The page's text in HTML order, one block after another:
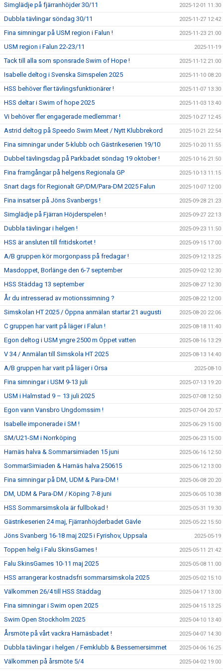
Simglädje på fjärranhöjder 30/11 2025-12-01 11:30
Dubbla tävlingar söndag 30/11 2025-11-27 12:42
Fina simningar på USM region i Falun ! 2025-11-23 21:00
USM region i Falun 22-23/11 2025-11-19
Tack till alla som sponsrade Swim of Hope ! 2025-11-12 21:00
Isabelle deltog i Svenska Simspelen 2025 2025-11-10 08:20
HSS behöver fler tävlingsfunktionärer ! 2025-11-07 13:30
HSS deltar i Swim of hope 2025 2025-11-03 13:40
Vi behöver fler engagerade medlemmar ! 2025-10-27 12:45
Astrid deltog på Speedo Swim Meet / Nytt Klubbrekord 2025-10-21 22:54
Fina simningar under 5-klubb och Gästrikeserien 19/10 2025-10-20 11:55
Dubbel tävlingsdag på Parkbadet söndag 19 oktober ! 2025-10-16 21:50
Fina framgångar på helgens Regionala GP 2025-10-13 11:15
Snart dags för Regionalt GP/DM/Para-DM 2025 Falun 2025-10-07 12:00
Fina insatser på Jöns Svanbergs ! 2025-09-28 21:23
Simglädje på Fjärran Höjderspelen ! 2025-09-27 22:13
Dubbla tävlingar i helgen ! 2025-09-23 11:50
HSS är ansluten till fritidskortet ! 2025-09-15 17:00
A/B gruppen kör morgonpass på fredagar ! 2025-09-12 13:25
Masdoppet, Borlänge den 6-7 september 2025-09-02 12:30
HSS Städdag 13 september 2025-08-27 12:30
År du intresserad av motionssimning ? 2025-08-22 12:00
Simskolan HT 2025 / Öppna anmälan startar 21 augusti 2025-08-20 22:06
C gruppen har varit på läger i Falun ! 2025-08-18 11:40
Egon deltog i USM yngre 2500 m Öppet vatten 2025-08-16 13:29
V 34 / Anmälan till Simskola HT 2025 2025-08-13 14:40
A/B gruppen har varit på läger i Orsa 2025-08-10
Fina simningar i USM 9-13 juli 2025-07-13 19:20
USM i Halmstad 9 – 13 juli 2025 2025-07-08 12:50
Egon vann Vansbro Ungdomssim ! 2025-07-04 20:57
Isabelle imponerade i SM ! 2025-06-29 15:00
SM/U21-SM i Norrköping 2025-06-23 15:00
Harnäs halva & Sommarsimiaden 15 juni 2025-06-16 12:50
SommarSimiaden & Harnäs halva 250615 2025-06-12 13:00
Fina simningar på DM, UDM & Para-DM ! 2025-06-08 20:20
DM, UDM & Para-DM / Köping 7-8 juni 2025-06-05 10:38
HSS Sommarsimskola är fullbokad ! 2025-05-31 19:30
Gästrikeserien 24 maj, Fjärranhöjderbadet Gävle 2025-05-22 15:50
Jöns Svanberg 16-18 maj 2025 i Fyrishov, Uppsala 2025-05-19
Toppen helg i Falu SkinsGames ! 2025-05-11 21:42
Falu SkinsGames 10-11 maj 2025 2025-05-08 11:00
HSS arrangerar kostnadsfri sommarsimskola 2025 2025-05-02 15:10
Välkommen 26/4 till HSS Städdag 2025-04-17 13:00
Fina simningar i Swim open 2025 2025-04-15 13:25
Swim Open Stockholm 2025 2025-04-10 13:40
Årsmöte på vårt vackra Harnäsbadet ! 2025-04-07 14:30
Dubbla tävlingar i helgen / Femklubb & Bessemersimmet 2025-04-06 16:25
Välkommen på årsmöte 5/4 2025-04-02 19:00